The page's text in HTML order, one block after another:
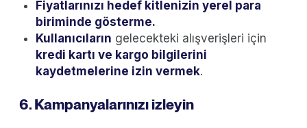
Fiyatlarınızı hedef kitlenizin yerel para
biriminde gösterme.
Kullanıcıların gelecekteki alışverişleri için
kredi kartı ve kargo bilgilerini
kaydetmelerine izin vermek.
6. Kampanyalarınızı izleyin